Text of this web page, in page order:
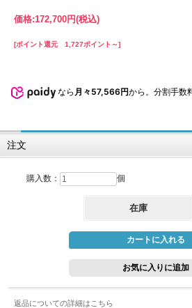
価格:172,700円(税込)
[ポイント還元 1,727ポイント～]
なら 月々57,566円から。分割手数
注文
購入数： 個
在庫
返品についての詳細はこちら